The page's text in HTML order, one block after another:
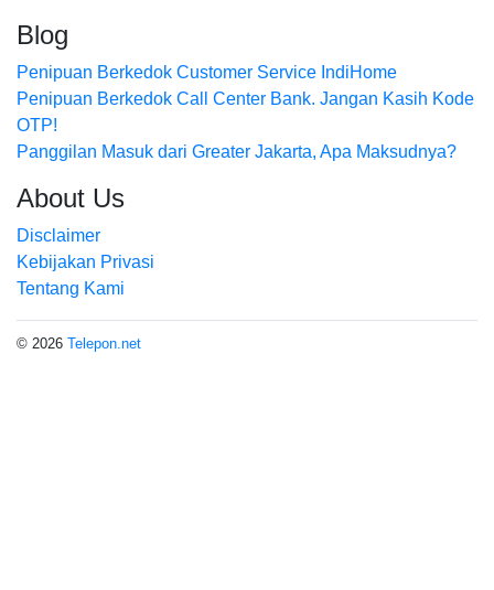
Blog
Penipuan Berkedok Customer Service IndiHome
Penipuan Berkedok Call Center Bank. Jangan Kasih Kode
OTP!
Panggilan Masuk dari Greater Jakarta, Apa Maksudnya?
About Us
Disclaimer
Kebijakan Privasi
Tentang Kami
© 2026 Telepon.net